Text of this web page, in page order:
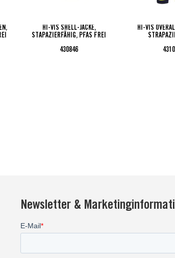
HI-VIS SHELL-JACKE,
STAPAZIERFÄHIG, PFAS FREI
430846
HI-VIS
Newsletter &